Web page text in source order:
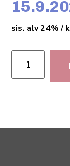
sis. alv 24% /